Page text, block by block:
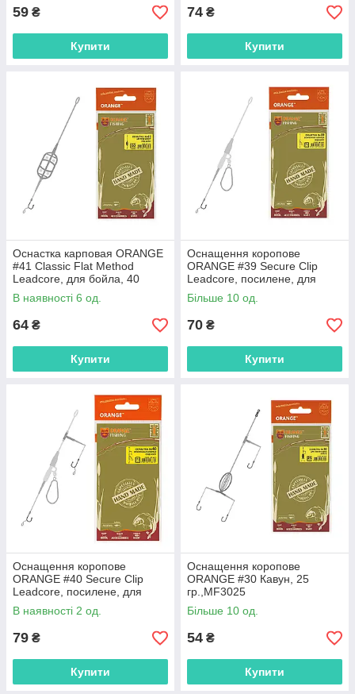
59 ₴
Купити
74 ₴
Купити
Оснастка карповая ORANGE
#41 Classic Flat Method
Leadcore, для бойла, 40
гр.,MF4140
В наявності 6 од.
64 ₴
Купити
Оснащення коропове
ORANGE #39 Secure Clip
Leadcore, посилене, для
бойла, 71 гр.,MF3971
Більше 10 од.
70 ₴
Купити
Оснащення коропове
ORANGE #40 Secure Clip
Leadcore, посилене, для
бойла, 71 гр.,MF4071
В наявності 2 од.
79 ₴
Купити
Оснащення коропове
ORANGE #30 Кавун, 25
гр.,MF3025
Більше 10 од.
54 ₴
Купити